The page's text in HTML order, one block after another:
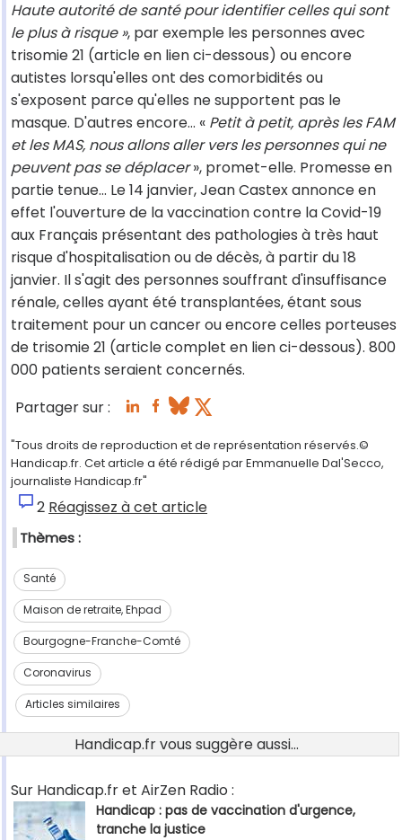
Haute autorité de santé pour identifier celles qui sont
le plus à risque », par exemple les personnes avec
trisomie 21 (article en lien ci-dessous) ou encore
autistes lorsqu'elles ont des comorbidités ou
s'exposent parce qu'elles ne supportent pas le
masque. D'autres encore… « Petit à petit, après les FAM
et les MAS, nous allons aller vers les personnes qui ne
peuvent pas se déplacer», promet-elle. Promesse en
partie tenue... Le 14 janvier, Jean Castex annonce en
effet l'ouverture de la vaccination contre la Covid-19
aux Français présentant des pathologies à très haut
risque d'hospitalisation ou de décès, à partir du 18
janvier. Il s'agit des personnes souffrant d'insuffisance
rénale, celles ayant été transplantées, étant sous
traitement pour un cancer ou encore celles porteuses
de trisomie 21 (article complet en lien ci-dessous). 800
000 patients seraient concernés.
Partager sur :
"Tous droits de reproduction et de représentation réservés.©
Handicap.fr. Cet article a été rédigé par Emmanuelle Dal'Secco,
journaliste Handicap.fr"
2 Réagissez à cet article
Thèmes :
Santé
Maison de retraite, Ehpad
Bourgogne-Franche-Comté
Coronavirus
Articles similaires
Handicap.fr vous suggère aussi...
Sur Handicap.fr et AirZen Radio :
Handicap : pas de vaccination d'urgence,
tranche la justice